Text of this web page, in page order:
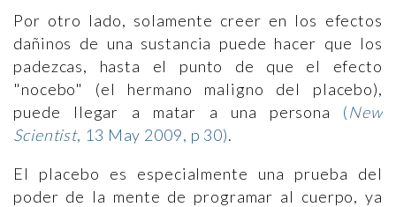
Por otro lado, solamente creer en los efectos
dañinos de una sustancia puede hacer que los
padezcas, hasta el punto de que el efecto
"nocebo" (el hermano maligno del placebo),
puede llegar a matar a una persona (New
Scientist, 13 May 2009, p 30).
El placebo es especialmente una prueba del
poder de la mente de programar al cuerpo, ya